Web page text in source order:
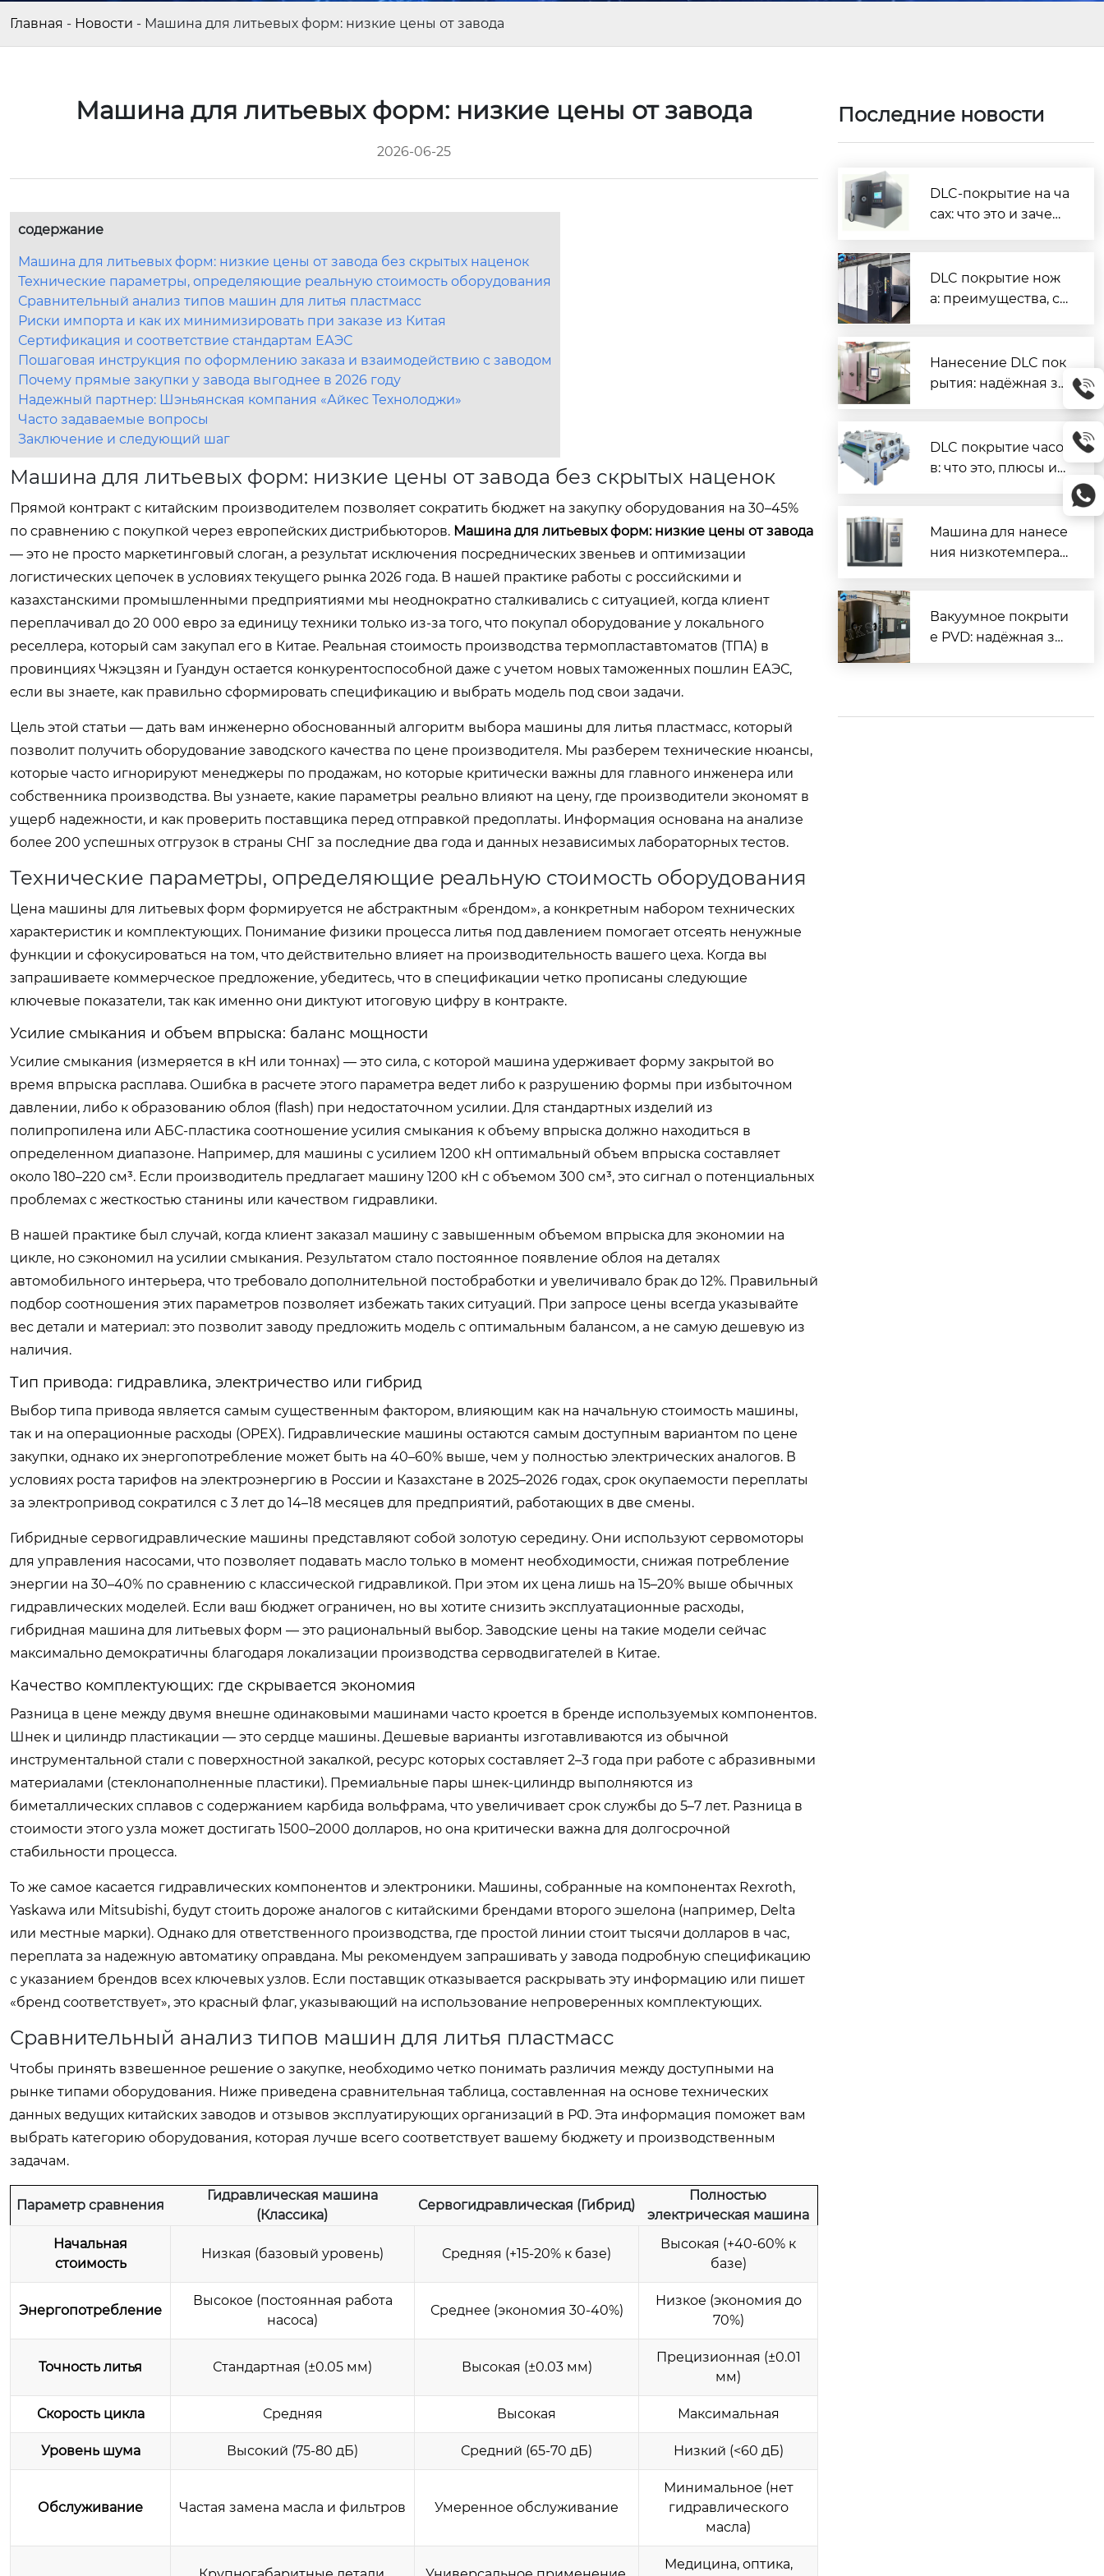
Главная - Новости - Машина для литьевых форм: низкие цены от завода
Машина для литьевых форм: низкие цены от завода
2026-06-25
содержание
Машина для литьевых форм: низкие цены от завода без скрытых наценок
Технические параметры, определяющие реальную стоимость оборудования
Сравнительный анализ типов машин для литья пластмасс
Риски импорта и как их минимизировать при заказе из Китая
Сертификация и соответствие стандартам ЕАЭС
Пошаговая инструкция по оформлению заказа и взаимодействию с заводом
Почему прямые закупки у завода выгоднее в 2026 году
Надежный партнер: Шэньянская компания «Айкес Технолоджи»
Часто задаваемые вопросы
Заключение и следующий шаг
Машина для литьевых форм: низкие цены от завода без скрытых наценок
Прямой контракт с китайским производителем позволяет сократить бюджет на закупку оборудования на 30–45%
по сравнению с покупкой через европейских дистрибьюторов. Машина для литьевых форм: низкие цены от завода
— это не просто маркетинговый слоган, а результат исключения посреднических звеньев и оптимизации
логистических цепочек в условиях текущего рынка 2026 года. В нашей практике работы с российскими и
казахстанскими промышленными предприятиями мы неоднократно сталкивались с ситуацией, когда клиент
переплачивал до 20 000 евро за единицу техники только из-за того, что покупал оборудование у локального
реселлера, который сам закупал его в Китае. Реальная стоимость производства термопластавтоматов (ТПА) в
провинциях Чжэцзян и Гуандун остается конкурентоспособной даже с учетом новых таможенных пошлин ЕАЭС,
если вы знаете, как правильно сформировать спецификацию и выбрать модель под свои задачи.
Цель этой статьи — дать вам инженерно обоснованный алгоритм выбора машины для литья пластмасс, который
позволит получить оборудование заводского качества по цене производителя. Мы разберем технические нюансы,
которые часто игнорируют менеджеры по продажам, но которые критически важны для главного инженера или
собственника производства. Вы узнаете, какие параметры реально влияют на цену, где производители экономят в
ущерб надежности, и как проверить поставщика перед отправкой предоплаты. Информация основана на анализе
более 200 успешных отгрузок в страны СНГ за последние два года и данных независимых лабораторных тестов.
Технические параметры, определяющие реальную стоимость оборудования
Цена машины для литьевых форм формируется не абстрактным «брендом», а конкретным набором технических
характеристик и комплектующих. Понимание физики процесса литья под давлением помогает отсеять ненужные
функции и сфокусироваться на том, что действительно влияет на производительность вашего цеха. Когда вы
запрашиваете коммерческое предложение, убедитесь, что в спецификации четко прописаны следующие
ключевые показатели, так как именно они диктуют итоговую цифру в контракте.
Усилие смыкания и объем впрыска: баланс мощности
Усилие смыкания (измеряется в кН или тоннах) — это сила, с которой машина удерживает форму закрытой во
время впрыска расплава. Ошибка в расчете этого параметра ведет либо к разрушению формы при избыточном
давлении, либо к образованию облоя (flash) при недостаточном усилии. Для стандартных изделий из
полипропилена или АБС-пластика соотношение усилия смыкания к объему впрыска должно находиться в
определенном диапазоне. Например, для машины с усилием 1200 кН оптимальный объем впрыска составляет
около 180–220 см³. Если производитель предлагает машину 1200 кН с объемом 300 см³, это сигнал о потенциальных
проблемах с жесткостью станины или качеством гидравлики.
В нашей практике был случай, когда клиент заказал машину с завышенным объемом впрыска для экономии на
цикле, но сэкономил на усилии смыкания. Результатом стало постоянное появление облоя на деталях
автомобильного интерьера, что требовало дополнительной постобработки и увеличивало брак до 12%. Правильный
подбор соотношения этих параметров позволяет избежать таких ситуаций. При запросе цены всегда указывайте
вес детали и материал: это позволит заводу предложить модель с оптимальным балансом, а не самую дешевую из
наличия.
Тип привода: гидравлика, электричество или гибрид
Выбор типа привода является самым существенным фактором, влияющим как на начальную стоимость машины,
так и на операционные расходы (OPEX). Гидравлические машины остаются самым доступным вариантом по цене
закупки, однако их энергопотребление может быть на 40–60% выше, чем у полностью электрических аналогов. В
условиях роста тарифов на электроэнергию в России и Казахстане в 2025–2026 годах, срок окупаемости переплаты
за электропривод сократился с 3 лет до 14–18 месяцев для предприятий, работающих в две смены.
Гибридные сервогидравлические машины представляют собой золотую середину. Они используют сервомоторы
для управления насосами, что позволяет подавать масло только в момент необходимости, снижая потребление
энергии на 30–40% по сравнению с классической гидравликой. При этом их цена лишь на 15–20% выше обычных
гидравлических моделей. Если ваш бюджет ограничен, но вы хотите снизить эксплуатационные расходы,
гибридная машина для литьевых форм — это рациональный выбор. Заводские цены на такие модели сейчас
максимально демократичны благодаря локализации производства серводвигателей в Китае.
Качество комплектующих: где скрывается экономия
Разница в цене между двумя внешне одинаковыми машинами часто кроется в бренде используемых компонентов.
Шнек и цилиндр пластикации — это сердце машины. Дешевые варианты изготавливаются из обычной
инструментальной стали с поверхностной закалкой, ресурс которых составляет 2–3 года при работе с абразивными
материалами (стеклонаполненные пластики). Премиальные пары шнек-цилиндр выполняются из
биметаллических сплавов с содержанием карбида вольфрама, что увеличивает срок службы до 5–7 лет. Разница в
стоимости этого узла может достигать 1500–2000 долларов, но она критически важна для долгосрочной
стабильности процесса.
То же самое касается гидравлических компонентов и электроники. Машины, собранные на компонентах Rexroth,
Yaskawa или Mitsubishi, будут стоить дороже аналогов с китайскими брендами второго эшелона (например, Delta
или местные марки). Однако для ответственного производства, где простой линии стоит тысячи долларов в час,
переплата за надежную автоматику оправдана. Мы рекомендуем запрашивать у завода подробную спецификацию
с указанием брендов всех ключевых узлов. Если поставщик отказывается раскрывать эту информацию или пишет
«бренд соответствует», это красный флаг, указывающий на использование непроверенных комплектующих.
Сравнительный анализ типов машин для литья пластмасс
Чтобы принять взвешенное решение о закупке, необходимо четко понимать различия между доступными на
рынке типами оборудования. Ниже приведена сравнительная таблица, составленная на основе технических
данных ведущих китайских заводов и отзывов эксплуатирующих организаций в РФ. Эта информация поможет вам
выбрать категорию оборудования, которая лучше всего соответствует вашему бюджету и производственным
задачам.
Параметр сравнения
Гидравлическая машина
(Классика)
Сервогидравлическая (Гибрид)
Полностью
электрическая машина
Начальная
стоимость
Низкая (базовый уровень) Средняя (+15-20% к базе)
Высокая (+40-60% к
базе)
Энергопотребление
Высокое (постоянная работа
насоса)
Среднее (экономия 30-40%)
Низкое (экономия до
70%)
Точность литья Стандартная (±0.05 мм) Высокая (±0.03 мм)
Прецизионная (±0.01
мм)
Скорость цикла Средняя Высокая Максимальная
Уровень шума Высокий (75-80 дБ) Средний (65-70 дБ) Низкий (<60 дБ)
Обслуживание Частая замена масла и фильтров Умеренное обслуживание
Минимальное (нет
гидравлического
масла)
Медицина, оптика,
Последние новости
DLC-покрытие на ча
сах: что это и зачем
DLC покрытие нож
а: преимущества, ср
Нанесение DLC пок
рытия: надёжная за
DLC покрытие часо
в: что это, плюсы и
Машина для нанесе
ния низкотемперат
ение для промышл
енного применени
Вакуумное покрыти
е PVD: надёжная за